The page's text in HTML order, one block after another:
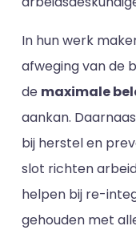
In hun werk
afweging van de
de maximale
aankan.
bij herstel en
slot richten
helpen bij re-
gehouden met